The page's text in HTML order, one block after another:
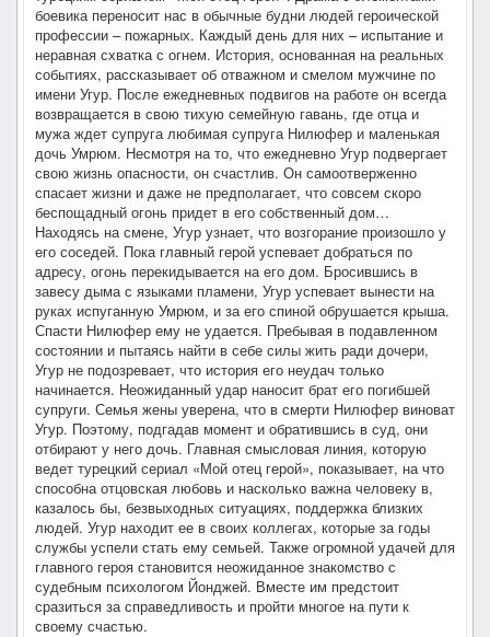
боевика переносит нас в обычные будни людей героической
профессии – пожарных. Каждый день для них – испытание и
неравная схватка с огнем. История, основанная на реальных
событиях, рассказывает об отважном и смелом мужчине по
имени Угур. После ежедневных подвигов на работе он всегда
возвращается в свою тихую семейную гавань, где отца и
мужа ждет супруга любимая супруга Нилюфер и маленькая
дочь Умрюм. Несмотря на то, что ежедневно Угур подвергает
свою жизнь опасности, он счастлив. Он самоотверженно
спасает жизни и даже не предполагает, что совсем скоро
беспощадный огонь придет в его собственный дом…
Находясь на смене, Угур узнает, что возгорание произошло у
его соседей. Пока главный герой успевает добраться по
адресу, огонь перекидывается на его дом. Бросившись в
завесу дыма с языками пламени, Угур успевает вынести на
руках испуганную Умрюм, и за его спиной обрушается крыша.
Спасти Нилюфер ему не удается. Пребывая в подавленном
состоянии и пытаясь найти в себе силы жить ради дочери,
Угур не подозревает, что история его неудач только
начинается. Неожиданный удар наносит брат его погибшей
супруги. Семья жены уверена, что в смерти Нилюфер виноват
Угур. Поэтому, подгадав момент и обратившись в суд, они
отбирают у него дочь. Главная смысловая линия, которую
ведет турецкий сериал «Мой отец герой», показывает, на что
способна отцовская любовь и насколько важна человеку в,
казалось бы, безвыходных ситуациях, поддержка близких
людей. Угур находит ее в своих коллегах, которые за годы
службы успели стать ему семьей. Также огромной удачей для
главного героя становится неожиданное знакомство с
судебным психологом Йонджей. Вместе им предстоит
сразиться за справедливость и пройти многое на пути к
своему счастью.